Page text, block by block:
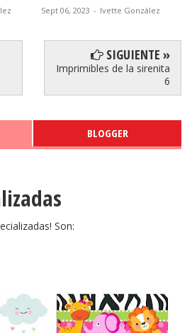
Sept 06, 2023 - Ivette González
SIGUIENTE »
Imprimibles de la sirenita
6
BLOGGER
Son: